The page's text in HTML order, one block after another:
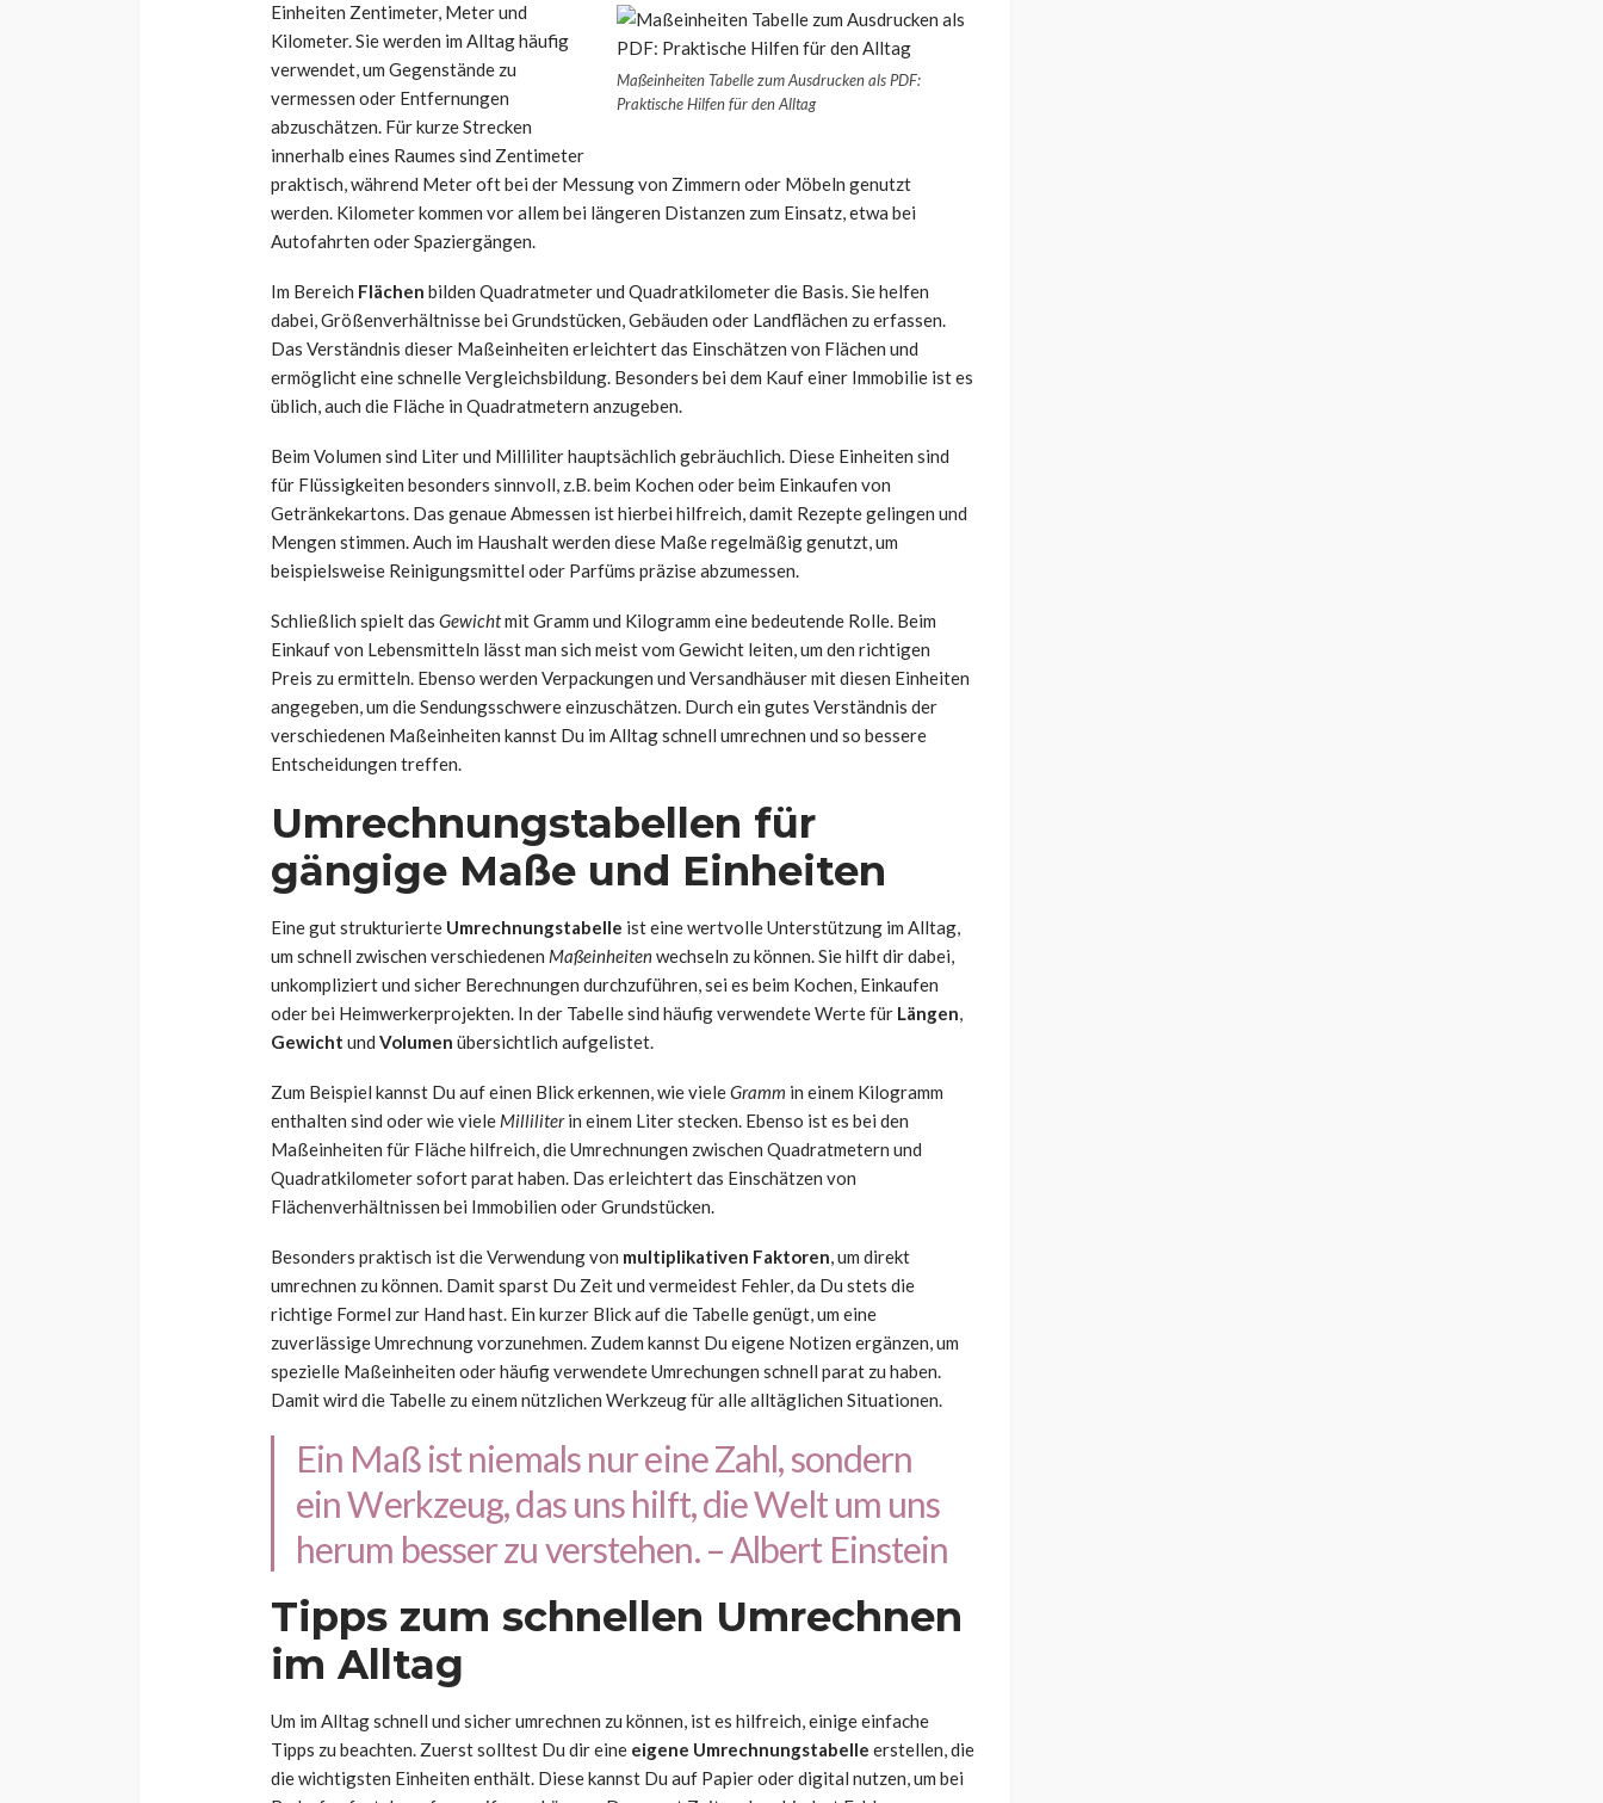
Maßeinheiten Tabelle zum Ausdrucken als PDF:
Praktische Hilfen für den Alltag
Einheiten Zentimeter, Meter und
Kilometer. Sie werden im Alltag häufig
verwendet, um Gegenstände zu
vermessen oder Entfernungen
abzuschätzen. Für kurze Strecken
innerhalb eines Raumes sind Zentimeter
praktisch, während Meter oft bei der Messung von Zimmern oder Möbeln genutzt
werden. Kilometer kommen vor allem bei längeren Distanzen zum Einsatz, etwa bei
Autofahrten oder Spaziergängen.
Im Bereich Flächen bilden Quadratmeter und Quadratkilometer die Basis. Sie helfen
dabei, Größenverhältnisse bei Grundstücken, Gebäuden oder Landflächen zu erfassen.
Das Verständnis dieser Maßeinheiten erleichtert das Einschätzen von Flächen und
ermöglicht eine schnelle Vergleichsbildung. Besonders bei dem Kauf einer Immobilie ist es
üblich, auch die Fläche in Quadratmetern anzugeben.
Beim Volumen sind Liter und Milliliter hauptsächlich gebräuchlich. Diese Einheiten sind
für Flüssigkeiten besonders sinnvoll, z.B. beim Kochen oder beim Einkaufen von
Getränkekartons. Das genaue Abmessen ist hierbei hilfreich, damit Rezepte gelingen und
Mengen stimmen. Auch im Haushalt werden diese Maße regelmäßig genutzt, um
beispielsweise Reinigungsmittel oder Parfüms präzise abzumessen.
Schließlich spielt das Gewichtmit Gramm und Kilogramm eine bedeutende Rolle. Beim
Einkauf von Lebensmitteln lässt man sich meist vom Gewicht leiten, um den richtigen
Preis zu ermitteln. Ebenso werden Verpackungen und Versandhäuser mit diesen Einheiten
angegeben, um die Sendungsschwere einzuschätzen. Durch ein gutes Verständnis der
verschiedenen Maßeinheiten kannst Du im Alltag schnell umrechnen und so bessere
Entscheidungen treffen.
Umrechnungstabellen für
gängige Maße und Einheiten
Eine gut strukturierte Umrechnungstabelle ist eine wertvolle Unterstützung im Alltag,
um schnell zwischen verschiedenen Maßeinheitenwechseln zu können. Sie hilft dir dabei,
unkompliziert und sicher Berechnungen durchzuführen, sei es beim Kochen, Einkaufen
oder bei Heimwerkerprojekten. In der Tabelle sind häufig verwendete Werte für Längen,
Gewicht und Volumen übersichtlich aufgelistet.
Zum Beispiel kannst Du auf einen Blick erkennen, wie vieleGramm in einem Kilogramm
enthalten sind oder wie viele Milliliterin einem Liter stecken. Ebenso ist es bei den
Maßeinheiten für Fläche hilfreich, die Umrechnungen zwischen Quadratmetern und
Quadratkilometer sofort parat haben. Das erleichtert das Einschätzen von
Flächenverhältnissen bei Immobilien oder Grundstücken.
Besonders praktisch ist die Verwendung von multiplikativen Faktoren, um direkt
umrechnen zu können. Damit sparst Du Zeit und vermeidest Fehler, da Du stets die
richtige Formel zur Hand hast. Ein kurzer Blick auf die Tabelle genügt, um eine
zuverlässige Umrechnung vorzunehmen. Zudem kannst Du eigene Notizen ergänzen, um
spezielle Maßeinheiten oder häufig verwendete Umrechungen schnell parat zu haben.
Damit wird die Tabelle zu einem nützlichen Werkzeug für alle alltäglichen Situationen.
Ein Maß ist niemals nur eine Zahl, sondern
ein Werkzeug, das uns hilft, die Welt um uns
herum besser zu verstehen. – Albert Einstein
Tipps zum schnellen Umrechnen
im Alltag
Um im Alltag schnell und sicher umrechnen zu können, ist es hilfreich, einige einfache
Tipps zu beachten. Zuerst solltest Du dir eine eigene Umrechnungstabelle erstellen, die
die wichtigsten Einheiten enthält. Diese kannst Du auf Papier oder digital nutzen, um bei